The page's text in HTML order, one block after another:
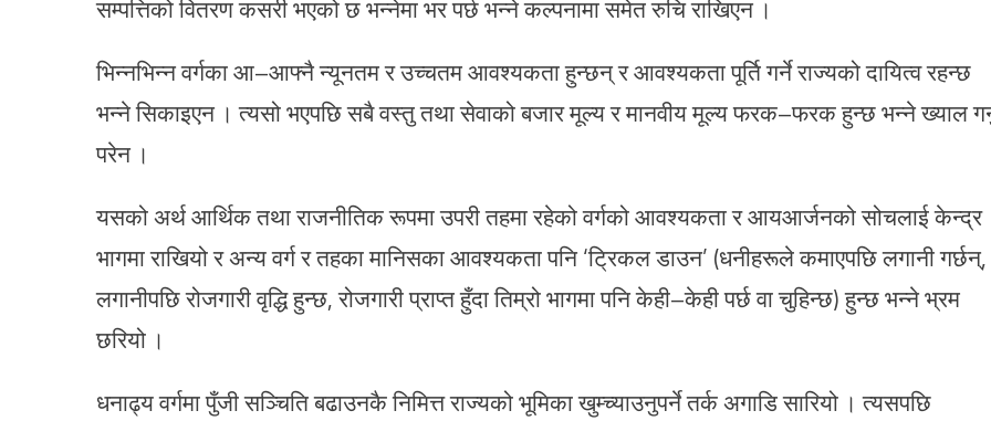
सम्पत्तिको वितरण कसरी भएको छ भन्नेमा भर पर्छ भन्ने कल्पनामा समेत रुचि राखिएन ।
भिन्नभिन्न वर्गका आ–आफ्नै न्यूनतम र उच्चतम आवश्यकता हुन्छन् र आवश्यकता पूर्ति गर्ने राज्यको दायित्व रहन्छ
भन्ने सिकाइएन । त्यसो भएपछि सबै वस्तु तथा सेवाको बजार मूल्य र मानवीय मूल्य फरक–फरक हुन्छ भन्ने ख्याल
परेन ।
यसको अर्थ आर्थिक तथा राजनीतिक रूपमा उपरी तहमा रहेको वर्गको आवश्यकता र आयआर्जनको सोचलाई केन्द्र
भागमा राखियो र अन्य वर्ग र तहका मानिसका आवश्यकता पनि ‘ट्रिकल डाउन’ (धनीहरूले कमाएपछि लगानी गर्छन्,
लगानीपछि रोजगारी वृद्धि हुन्छ, रोजगारी प्राप्त हुँदा तिम्रो भागमा पनि केही–केही पर्छ वा चुहिन्छ) हुन्छ भन्ने भ्रम
छरियो ।
धनाढ्य वर्गमा पुँजी सञ्चिति बढाउनकै निमित्त राज्यको भूमिका खुम्च्याउनुपर्ने तर्क अगाडि सारियो । त्यसपछि